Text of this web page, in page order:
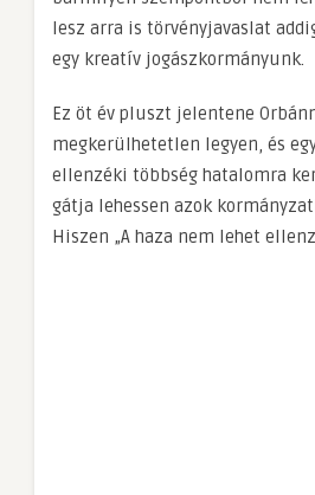
lesz arra is törvényjavaslat
egy kreatív jogászkormányunk.
Ez öt év pluszt jelentene
megkerülhetetlen legyen, és
ellenzéki többség hatalomra
gátja lehessen azok
Hiszen „A haza nem lehet